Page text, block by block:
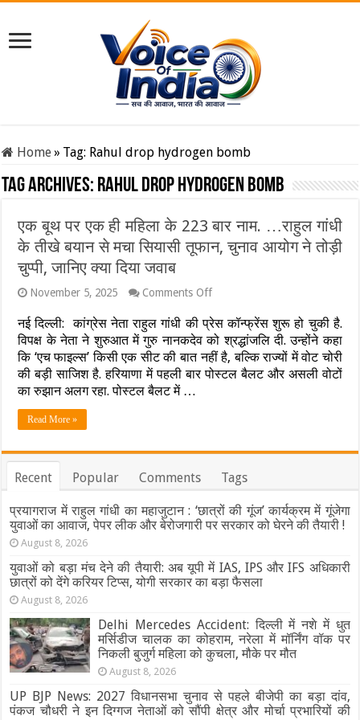
Home» Tag: Rahul drop hydrogen bomb
Tag Archives: Rahul drop hydrogen bomb
एक बूथ पर एक ही महिला के 223 बार नाम. …राहुल गांधी
के तीखे बयान से मचा सियासी तूफान, चुनाव आयोग ने तोड़ी
चुप्पी, जानिए क्या दिया जवाब
November 5, 2025 Comments Offon
बूथ
पर
एक
ही
महिला
राहुल
बयान
से
तूफान,
चुनाव
आयोग
तोड़ी
चुप्पी,
जानिए
क्या
जवाब
नई दिल्ली: कांग्रेस नेता राहुल गांधी की प्रेस कॉन्फ्रेंस शुरू हो चुकी है.
विपक्ष के नेता ने शुरुआत में गुरु नानकदेव को श्रद्धांजलि दी. उन्होंने कहा
कि ‘एच फाइल्स’ किसी एक सीट की बात नहीं है, बल्कि राज्यों में वोट चोरी
की बड़ी साजिश है. हरियाणा में पहली बार पोस्टल बैलट और असली वोटों
का रुझान अलग रहा. पोस्टल बैलट में …
Read More »
Recent Popular Comments Tags
प्रयागराज में राहुल गांधी का महाजुटान : ‘छात्रों की गूंज’ कार्यक्रम में गूंजेगा
युवाओं का आवाज, पेपर लीक और बेरोजगारी पर सरकार को घेरने की तैयारी !
August 8, 2026
युवाओं को बड़ा मंच देने की तैयारी: अब यूपी में IAS, IPS और IFS अधिकारी
छात्रों को देंगे करियर टिप्स, योगी सरकार का बड़ा फैसला
August 8, 2026
Delhi Mercedes Accident: दिल्ली में नशे में धुत
मर्सिडीज चालक का कोहराम, नरेला में मॉर्निंग वॉक पर
निकली बुजुर्ग महिला को कुचला, मौके पर मौत
August 8, 2026
UP BJP News: 2027 विधानसभा चुनाव से पहले बीजेपी का बड़ा दांव,
पंकज चौधरी ने इन दिग्गज नेताओं को सौंपी क्षेत्र और मोर्चा प्रभारियों की